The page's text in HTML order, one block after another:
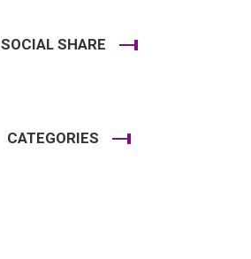
SOCIAL SHARE
CATEGORIES